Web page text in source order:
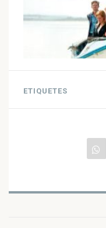
ETIQUETES